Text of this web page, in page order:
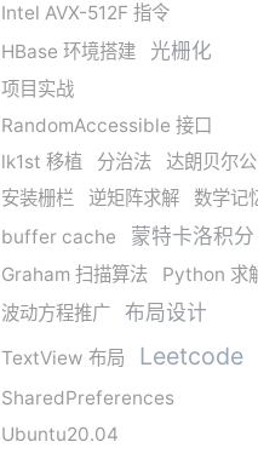
Intel AVX-512F 指令
HBase 环境搭建
光栅化
项目实战
RandomAccessible 接口
lk1st 移植
分治法
达朗贝尔
安装栅栏
逆矩阵求解
数学记
buffer cache
蒙特卡洛积分
Graham 扫描算法
Python 求
波动方程推广
布局设计
TextView 布局 Leetcode
SharedPreferences
Ubuntu20.04